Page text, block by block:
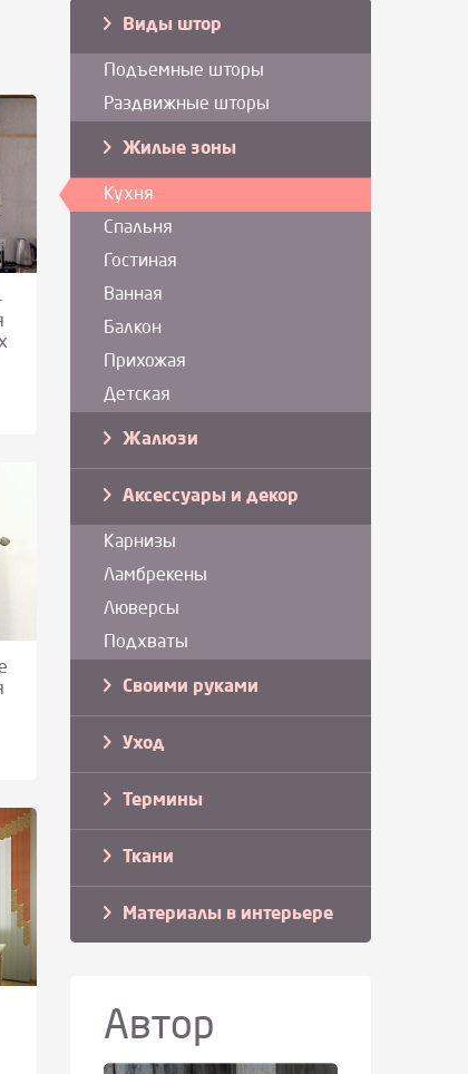
Виды штор
Подъемные шторы
Раздвижные шторы
Жилые зоны
Кухня
Спальня
Гостиная
Ванная
Балкон
Прихожая
Детская
Жалюзи
Аксессуары и декор
Карнизы
Ламбрекены
Люверсы
Подхваты
Своими руками
Уход
Термины
Ткани
Материалы в интерьере
Автор